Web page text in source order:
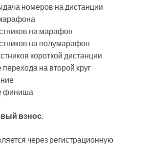
номеров на дистанции
на марафон
на полумарафон
короткой дистанции
на второй круг
финиша
взнос.
через регистрационную